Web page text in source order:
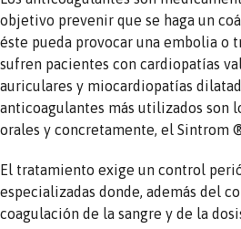
objetivo prevenir que se haga un
éste pueda provocar una embolia o
sufren pacientes con cardiopatías
auriculares y miocardiopatías
anticoagulantes más utilizados son
orales y concretamente, el Sintrom
El tratamiento exige un control
especializadas donde, además del
coagulación de la sangre y de la